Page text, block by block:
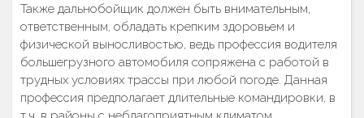
Также дальнобойщик должен быть внимательным,
ответственным, обладать крепким здоровьем и
физической выносливостью, ведь профессия водителя
большегрузного автомобиля сопряжена с работой в
трудных условиях трассы при любой погоде. Данная
профессия предполагает длительные командировки, в